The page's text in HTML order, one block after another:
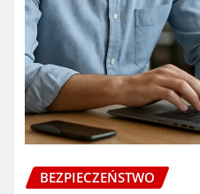
BEZPIECZEŃSTWO